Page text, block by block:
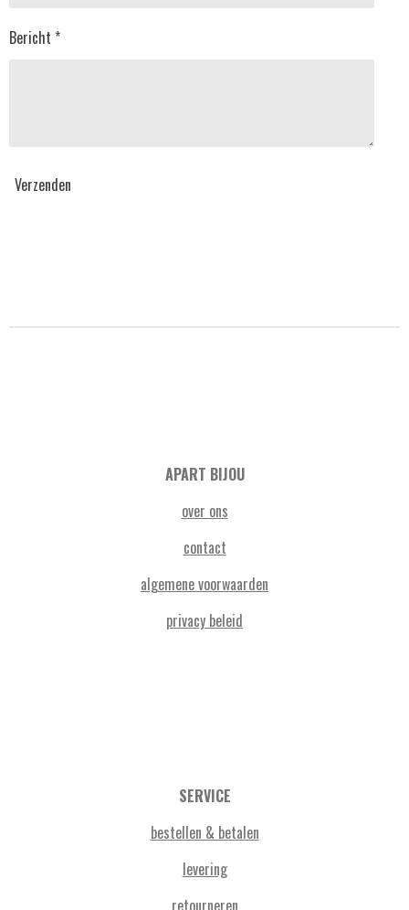
Bericht *
Verzenden
APART BIJOU
over ons
contact
algemene voorwaarden
privacy beleid
SERVICE
bestellen & betalen
levering
retourneren